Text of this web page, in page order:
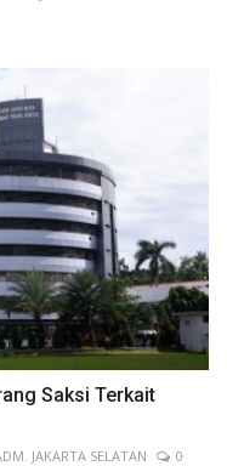
Saksi Terkait
JAKARTA SELATAN
0